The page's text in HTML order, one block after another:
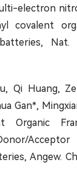
electron
covalent
Nat.
Qi Huang,
Gan*,
Organic
Angew.